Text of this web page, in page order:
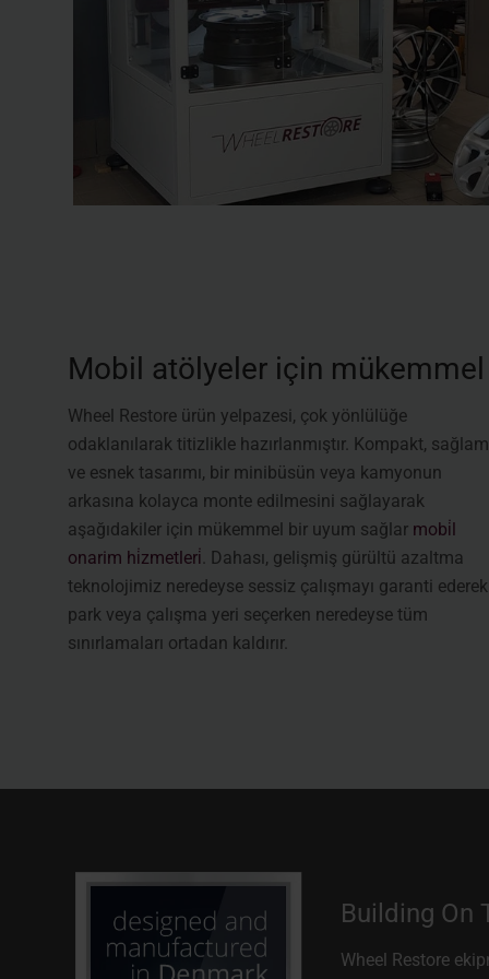
Mobil atölyeler için mükemmel
Wheel Restore ürün yelpazesi, çok yönlülüğe
odaklanılarak titizlikle hazırlanmıştır. Kompakt, sağlam
ve esnek tasarımı, bir minibüsün veya kamyonun
arkasına kolayca monte edilmesini sağlayarak
aşağıdakiler için mükemmel bir uyum sağlar mobi̇l
onarim hi̇zmetleri̇. Dahası, gelişmiş gürültü azaltma
teknolojimiz neredeyse sessiz çalışmayı garanti ederek
park veya çalışma yeri seçerken neredeyse tüm
sınırlamaları ortadan kaldırır.
Building On
Wheel Restore